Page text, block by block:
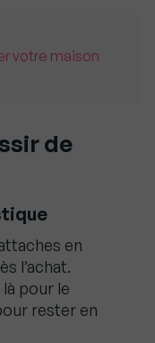
votre maison
de
en
l’achat.
pour le
rester en